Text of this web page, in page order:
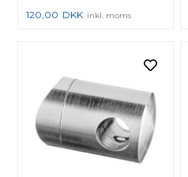
120,00 DKK inkl. moms